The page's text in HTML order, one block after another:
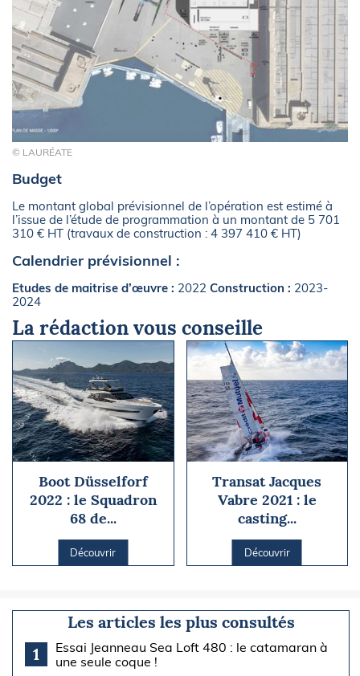
© LAURÉATE
Budget
Le montant global prévisionnel de l’opération est estimé à
l’issue de l’étude de programmation à un montant de 5 701
310 € HT (travaux de construction : 4 397 410 € HT)
Calendrier prévisionnel :
Etudes de maitrise d’œuvre : 2022 Construction : 2023-
2024
La rédaction vous conseille
Boot Düsselforf
2022 : le Squadron
68 de...
Découvrir
Transat Jacques
Vabre 2021 : le
casting...
Découvrir
Les articles les plus consultés
1
Essai Jeanneau Sea Loft 480 : le catamaran à
une seule coque !